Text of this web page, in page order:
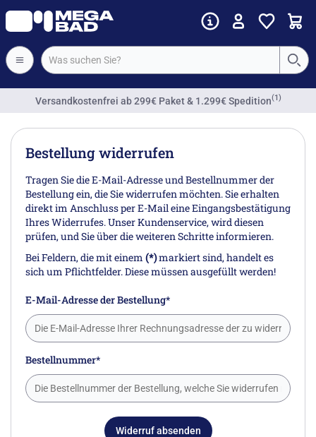
Versandkostenfrei ab 299€ Paket & 1.299€ Spedition(1)
Bestellung widerrufen
Tragen Sie die E-Mail-Adresse und Bestellnummer der
Bestellung ein, die Sie widerrufen möchten. Sie erhalten
direkt im Anschluss per E-Mail eine Eingangsbestätigung
Ihres Widerrufes. Unser Kundenservice, wird diesen
prüfen, und Sie über die weiteren Schritte informieren.
Bei Feldern, die mit einem (*)markiert sind, handelt es
sich um Pflichtfelder. Diese müssen ausgefüllt werden!
E-Mail-Adresse der Bestellung*
Bestellnummer*
Widerruf absenden